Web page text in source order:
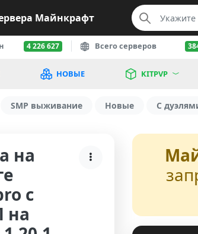
Майнкрафт
4 226 627 Всего серверов
НОВЫЕ KITPVP
SMP выживание Новые С
на
с
на